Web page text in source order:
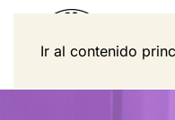
Ir al contenido